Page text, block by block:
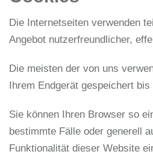
Die Internetseiten verwenden
Angebot nutzerfreundlicher,
Die meisten der von uns
Ihrem Endgerät gespeichert
Sie können Ihren Browser so
bestimmte Fälle oder generell
Funktionalität dieser Website